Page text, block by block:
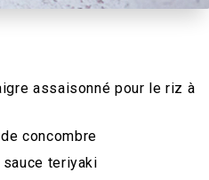
assaisonné pour le riz à
concombre
sauce teriyaki